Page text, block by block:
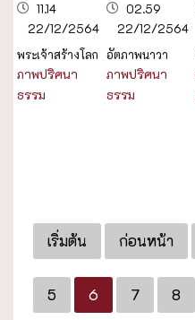
11.14
22/12/2564
พระเจ้าสร้างโลก
ภาพปริศนา
ธรรม
02.59
22/12/2564
อัตภาพนาวา
ภาพปริศนา
ธรรม
เริ่มต้น ก่อนหน้า
5 6 7 8